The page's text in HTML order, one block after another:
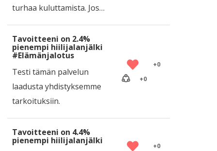
turhaa kuluttamista. Jos…
Tavoitteeni on 2.4%
pienempi hiilijalanjälki
#Elämänjalotus
Testi tämän palvelun
laadusta yhdistyksemme
tarkoituksiin.
+0
+0
Tavoitteeni on 4.4%
pienempi hiilijalanjälki
+0